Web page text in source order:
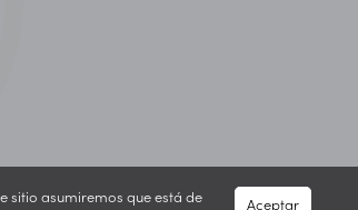
sitio asumiremos que está de Aceptar